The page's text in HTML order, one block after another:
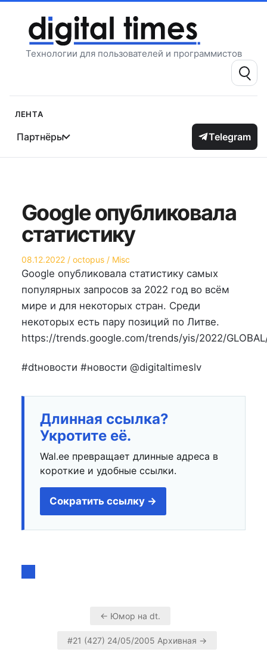
содержимому
Технологии для пользователей и программистов
Поиск:
Лента
Партнёры Telegram
Google опубликовала
статистику
Опубликовано
на
08.12.2022 Автор
octopus
Опубликовано
в
Misc
Google опубликовала статистику самых
популярных запросов за 2022 год во всём
мире и для некоторых стран. Среди
некоторых есть пару позиций по Литве.
https://trends.google.com/trends/yis/2022/
#dtновости #новости @digitaltimeslv
Длинная ссылка?
Укротите её.
Wal.ee превращает длинные адреса в
короткие и удобные ссылки.
Сократить ссылку →
Навигация
← Юмор на dt.
#21 (427) 24/05/2005 Архивная →